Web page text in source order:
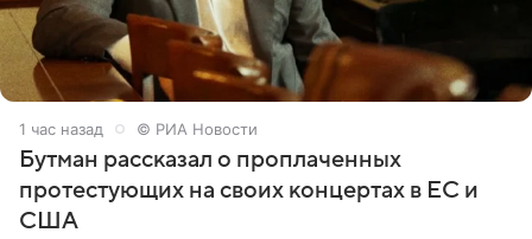
1 час назад © РИА Новости
Бутман рассказал о проплаченных
протестующих на своих концертах в ЕС и
США